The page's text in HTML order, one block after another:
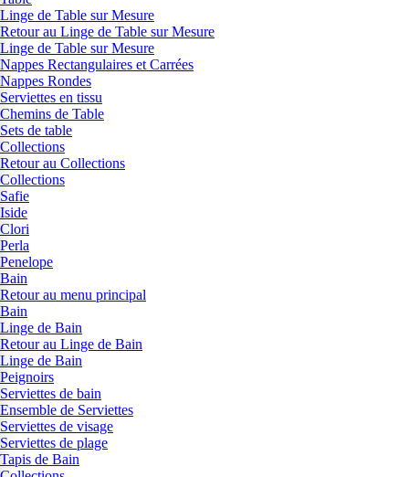
Linge de Table sur Mesure
Retour au Linge de Table sur Mesure
Linge de Table sur Mesure
Nappes Rectangulaires et Carrées
Nappes Rondes
Serviettes en tissu
Chemins de Table
Sets de table
Collections
Retour au Collections
Collections
Safie
Iside
Clori
Perla
Penelope
Bain
Retour au menu principal
Bain
Linge de Bain
Retour au Linge de Bain
Linge de Bain
Peignoirs
Serviettes de bain
Ensemble de Serviettes
Serviettes de visage
Serviettes de plage
Tapis de Bain